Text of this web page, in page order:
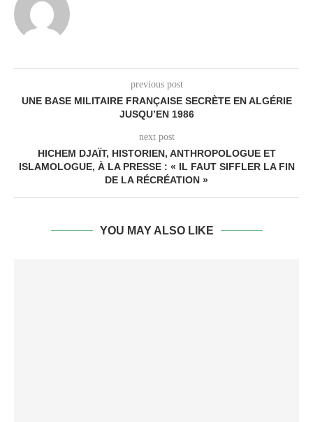
previous post
UNE BASE MILITAIRE FRANÇAISE SECRÈTE EN ALGÉRIE
JUSQU’EN 1986
next post
HICHEM DJAÏT, HISTORIEN, ANTHROPOLOGUE ET
ISLAMOLOGUE, À LA PRESSE : « IL FAUT SIFFLER LA FIN
DE LA RÉCRÉATION »
YOU MAY ALSO LIKE